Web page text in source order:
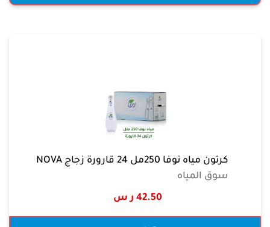
كرتون مياه نوفا 250مل 24 قارورة زجاج NOVA
سوق المياه
42.50 ر س